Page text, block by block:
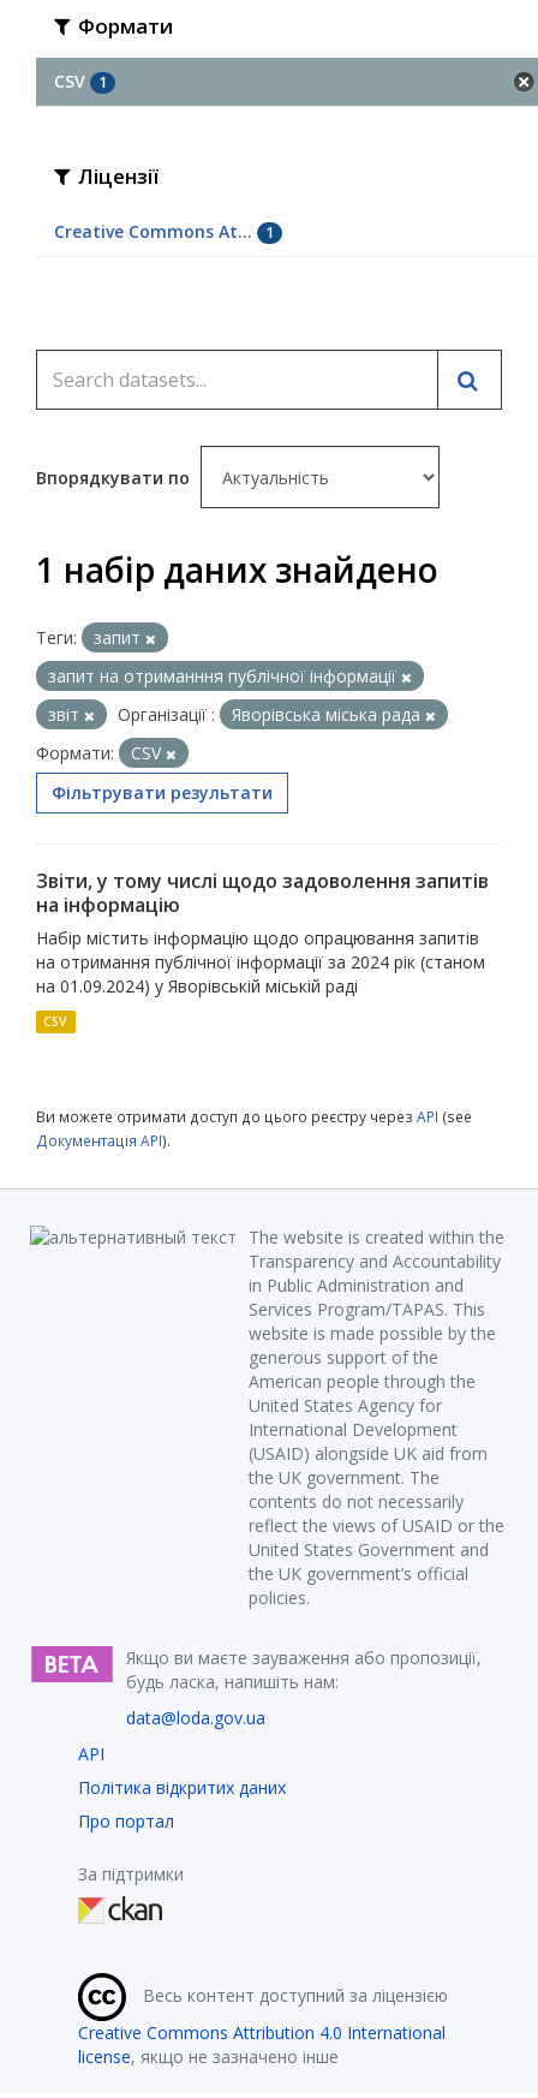
Формати
CSV 1
Ліцензії
Creative Commons At... 1
Впорядкувати по
1 набір даних знайдено
Теги:
запит
запит на отриманння публічної інформації
звіт
Організації :
Яворівська міська рада
Формати:
CSV
Фільтрувати результати
Звіти, у тому числі щодо задоволення запитів
на інформацію
Набір містить інформацію щодо опрацювання запитів
на отримання публічної інформації за 2024 рік (станом
на 01.09.2024) у Яворівській міській раді
CSV
Ви можете отримати доступ до цього реєстру через API (see
Документація API).
The website is created within the
Transparency and Accountability
in Public Administration and
Services Program/TAPAS. This
website is made possible by the
generous support of the
American people through the
United States Agency for
International Development
(USAID) alongside UK aid from
the UK government. The
contents do not necessarily
reflect the views of USAID or the
United States Government and
the UK government’s official
policies.
Якщо ви маєте зауваження або пропозиції,
будь ласка, напишіть нам:
data@loda.gov.ua
API
Політика відкритих даних
Про портал
За підтримки
Весь контент доступний за ліцензією
Creative Commons Attribution 4.0 International
license, якщо не зазначено інше